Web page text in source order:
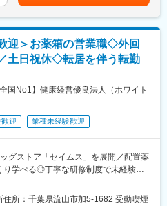
に、本社で人事・製品プロモーショ
われるチャンスもあります
ている当社製品を特別価格で購入で
美しくなることができる環境です！
員に好評の制度です！
製薬業界での専門知識を深め、キャ
企業です。1916年に国内で初めてカ
迎＞お薬箱の営業職◇外回
土日祝休◇転居を伴う転勤
国No1】健康経営優良法人（ホワイト
迎 業種未経験歓迎
グストア「セイムス」を展開／配置薬
り学べる◎丁寧な研修制度で未経験の
住所：千葉県流山市加5-1682 受動喫煙